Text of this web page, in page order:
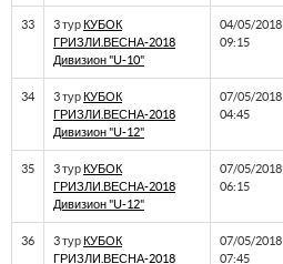
33 3 турКУБОК
ГРИЗЛИ.ВЕСНА-2018
Дивизион "U-10"
04/05/2018
09:15
34 3 турКУБОК
ГРИЗЛИ.ВЕСНА-2018
Дивизион "U-12"
07/05/2018
04:45
35 3 турКУБОК
ГРИЗЛИ.ВЕСНА-2018
Дивизион "U-12"
07/05/2018
06:15
36 3 турКУБОК
ГРИЗЛИ.ВЕСНА-2018
07/05/2018
07:45